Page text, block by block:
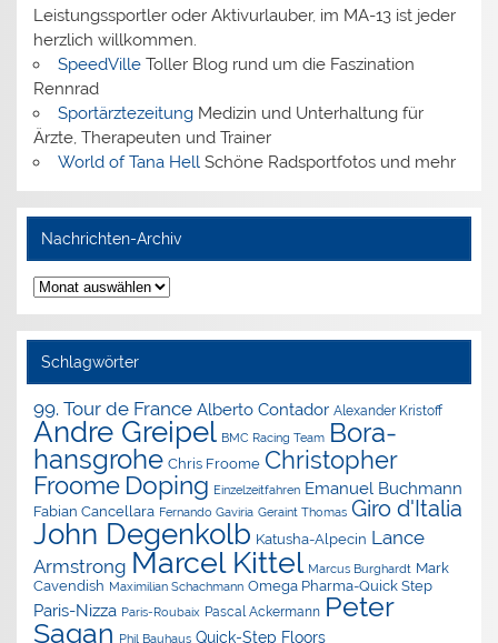
Leistungssportler oder Aktivurlauber, im MA-13 ist jeder
herzlich willkommen.
SpeedVilleToller Blog rund um die Faszination
Rennrad
SportärztezeitungMedizin und Unterhaltung für
Ärzte, Therapeuten und Trainer
World of Tana Hell Schöne Radsportfotos und mehr
Nachrichten-Archiv
Nachrichten-
Archiv
Schlagwörter
99. Tour de France Alberto Contador Alexander Kristoff
Andre Greipel BMC Racing Team Bora-
hansgrohe Chris Froome Christopher
Froome Doping Einzelzeitfahren Emanuel Buchmann
Fabian Cancellara Fernando Gaviria Geraint Thomas Giro d'Italia
John Degenkolb Katusha-Alpecin Lance
Armstrong Marcel Kittel Marcus Burghardt Mark
Cavendish Maximilian Schachmann Omega Pharma-Quick Step
Paris-Nizza Paris-Roubaix Pascal Ackermann Peter
Sagan Phil Bauhaus Quick-Step Floors